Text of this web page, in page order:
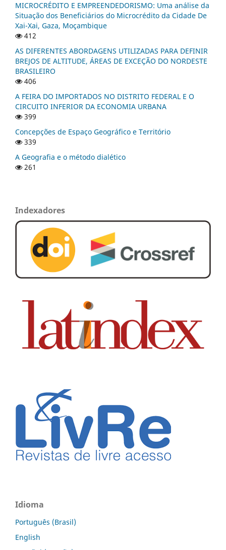
MICROCRÉDITO E EMPREENDEDORISMO: Uma análise da
Situação dos Beneficiários do Microcrédito da Cidade De
Xai-Xai, Gaza, Moçambique
412
AS DIFERENTES ABORDAGENS UTILIZADAS PARA DEFINIR
BREJOS DE ALTITUDE, ÁREAS DE EXCEÇÃO DO NORDESTE
BRASILEIRO
406
A FEIRA DO IMPORTADOS NO DISTRITO FEDERAL E O
CIRCUITO INFERIOR DA ECONOMIA URBANA
399
Concepções de Espaço Geográfico e Território
339
A Geografia e o método dialético
261
Indexadores
Idioma
Português (Brasil)
English